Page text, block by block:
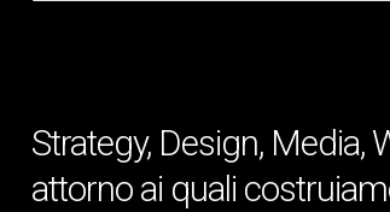
Strategy, Design, Media,
attorno ai quali